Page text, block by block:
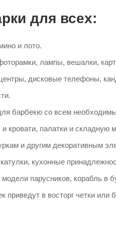
для всех:
и лото.
лампы, вешалки,
дисковые телефоны,
барбекю со всем
кровати, палатки и складную
и другим декоративным
кухонные
парусников, корабль в
в восторг четки или